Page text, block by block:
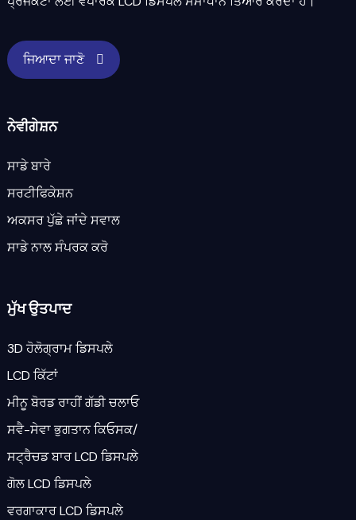
ਜਿਆਦਾ ਜਾਣੋ
ਨੇਵੀਗੇਸ਼ਨ
ਸਾਡੇ ਬਾਰੇ
ਸਰਟੀਫਿਕੇਸ਼ਨ
ਅਕਸਰ ਪੁੱਛੇ ਜਾਂਦੇ ਸਵਾਲ
ਸਾਡੇ ਨਾਲ ਸੰਪਰਕ ਕਰੋ
ਮੁੱਖ ਉਤਪਾਦ
3D ਹੋਲੋਗ੍ਰਾਮ ਡਿਸਪਲੇ
LCD ਕਿੱਟਾਂ
ਮੀਨੂ ਬੋਰਡ ਰਾਹੀਂ ਗੱਡੀ ਚਲਾਓ
ਸਵੈ-ਸੇਵਾ ਭੁਗਤਾਨ ਕਿਓਸਕ/
ਸਟ੍ਰੈਚਡ ਬਾਰ LCD ਡਿਸਪਲੇ
ਗੋਲ LCD ਡਿਸਪਲੇ
ਵਰਗਾਕਾਰ LCD ਡਿਸਪਲੇ